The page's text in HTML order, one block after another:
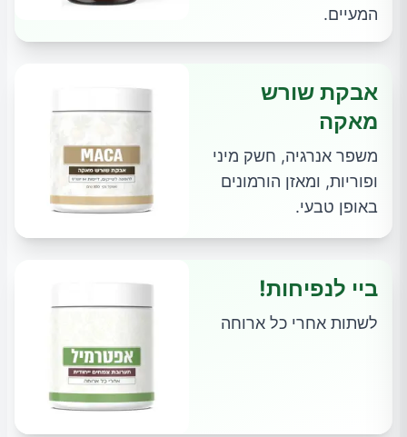
המעיים.
אבקת שורש
מאקה
משפר אנרגיה, חשק מיני
ופוריות, ומאזן הורמונים
באופן טבעי.
ביי לנפיחות!
לשתות אחרי כל ארוחה